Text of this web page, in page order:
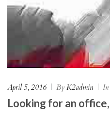
April 5, 2016 | By K2admin | In
Looking for an